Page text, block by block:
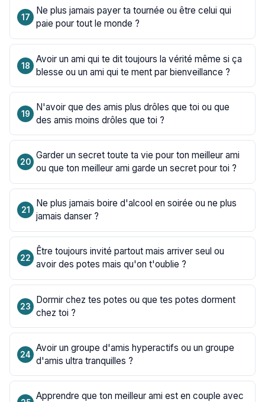
Ne plus jamais payer ta tournée ou être celui qui
paie pour tout le monde ?
Avoir un ami qui te dit toujours la vérité même si ça
blesse ou un ami qui te ment par bienveillance ?
N'avoir que des amis plus drôles que toi ou que
des amis moins drôles que toi ?
Garder un secret toute ta vie pour ton meilleur ami
ou que ton meilleur ami garde un secret pour toi ?
Ne plus jamais boire d'alcool en soirée ou ne plus
jamais danser ?
Être toujours invité partout mais arriver seul ou
avoir des potes mais qu'on t'oublie ?
Dormir chez tes potes ou que tes potes dorment
chez toi ?
Avoir un groupe d'amis hyperactifs ou un groupe
d'amis ultra tranquilles ?
Apprendre que ton meilleur ami est en couple avec